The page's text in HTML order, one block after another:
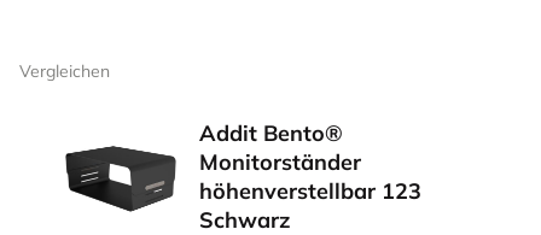
Vergleichen
Addit Bento®
Monitorständer
höhenverstellbar 123
Schwarz